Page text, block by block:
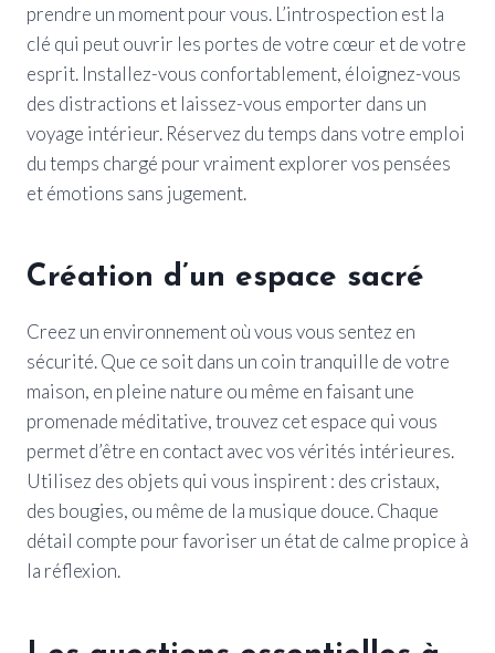
prendre un moment pour vous. L’introspection est la
clé qui peut ouvrir les portes de votre cœur et de votre
esprit. Installez-vous confortablement, éloignez-vous
des distractions et laissez-vous emporter dans un
voyage intérieur. Réservez du temps dans votre emploi
du temps chargé pour vraiment explorer vos pensées
et émotions sans jugement.
Création d’un espace sacré
Creez un environnement où vous vous sentez en
sécurité. Que ce soit dans un coin tranquille de votre
maison, en pleine nature ou même en faisant une
promenade méditative, trouvez cet espace qui vous
permet d’être en contact avec vos vérités intérieures.
Utilisez des objets qui vous inspirent : des cristaux,
des bougies, ou même de la musique douce. Chaque
détail compte pour favoriser un état de calme propice à
la réflexion.